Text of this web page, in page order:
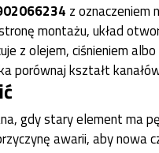
z oznaczeniem
montażu, układ
z olejem, ciśnieniem
porównaj kształt
gdy stary element ma
awarii, aby nowa